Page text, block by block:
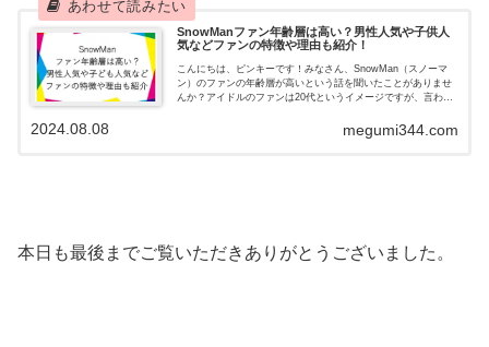
SnowManファン年齢層は高い？男性人気や子供人
気などファンの特徴や理由も紹介！
こんにちは、ピンキーです！みなさん、SnowMan（スノーマ
ン）のファンの年齢層が高いという話を聞いたことがありませ
んか？アイドルのファンは20代というイメージですが、言われ
megumi344.com
2024.08.08
本日も最後までご覧いただきありがとうございました。